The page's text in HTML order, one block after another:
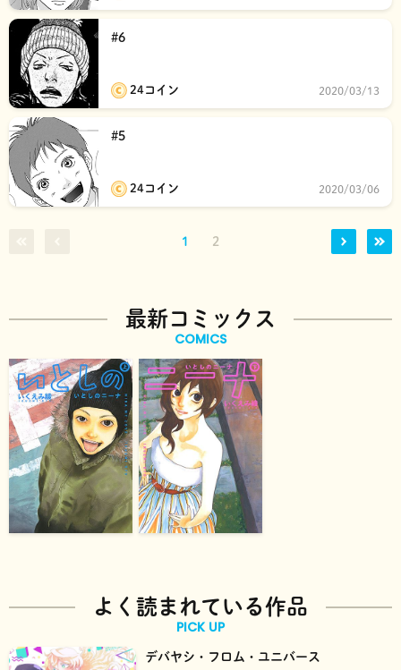
#6
24コイン 2020/03/13
#5
24コイン 2020/03/06
1 2
最新コミックス
COMICS
よく読まれている作品
PICK UP
デバヤシ・フロム・ユニバース